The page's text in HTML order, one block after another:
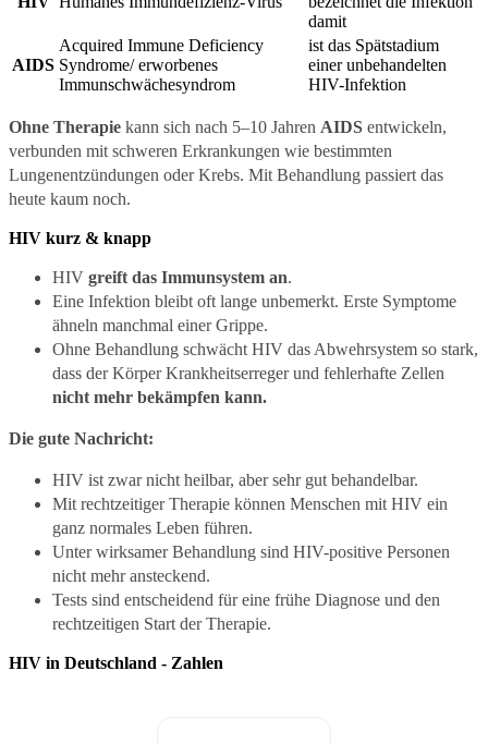
damit
AIDS
Acquired Immune Deficiency
Syndrome/ erworbenes
Immunschwächesyndrom
ist das Spätstadium
einer unbehandelten
HIV-Infektion
Ohne Therapie kann sich nach 5–10 Jahren AIDS entwickeln,
verbunden mit schweren Erkrankungen wie bestimmten
Lungenentzündungen oder Krebs. Mit Behandlung passiert das
heute kaum noch.
HIV kurz & knapp
HIV greift das Immunsystem an.
Eine Infektion bleibt oft lange unbemerkt. Erste Symptome
ähneln manchmal einer Grippe.
Ohne Behandlung schwächt HIV das Abwehrsystem so stark,
dass der Körper Krankheitserreger und fehlerhafte Zellen
nicht mehr bekämpfen kann.
Die gute Nachricht:
HIV ist zwar nicht heilbar, aber sehr gut behandelbar.
Mit rechtzeitiger Therapie können Menschen mit HIV ein
ganz normales Leben führen.
Unter wirksamer Behandlung sind HIV-positive Personen
nicht mehr ansteckend.
Tests sind entscheidend für eine frühe Diagnose und den
rechtzeitigen Start der Therapie.
HIV in Deutschland - Zahlen